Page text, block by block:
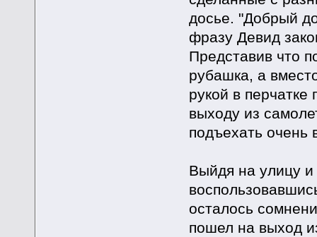
досье. "Добрый
фразу Девид
Представив что
рубашка, а
рукой в
выходу из
подъехать очень
Выйдя на улицу
осталось
пошел на выход